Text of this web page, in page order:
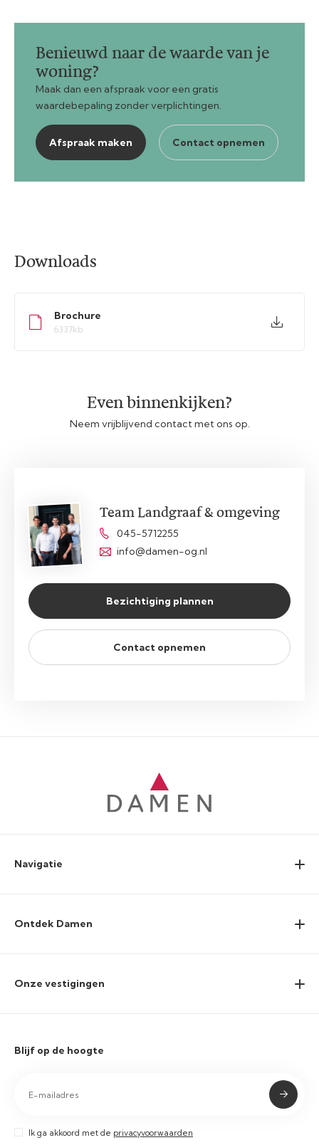
Benieuwd naar de waarde van je
woning?
Maak dan een afspraak voor een gratis
waardebepaling zonder verplichtingen.
Afspraak maken Contact opnemen
Downloads
Brochure
6337kb
Even binnenkijken?
Neem vrijblijvend contact met ons op.
Team Landgraaf & omgeving
045-5712255
info@damen-og.nl
Bezichtiging plannen
Contact opnemen
Navigatie
Ontdek Damen
Onze vestigingen
Blijf op de hoogte
Ik ga akkoord met de privacyvoorwaarden